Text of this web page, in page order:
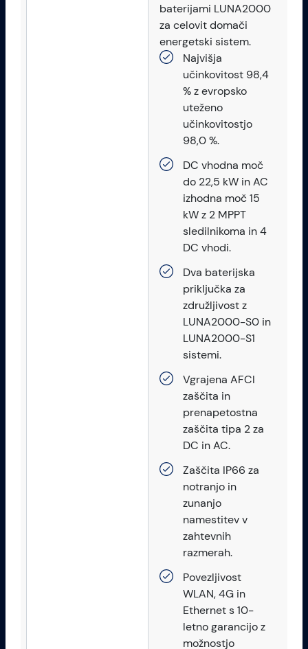
baterijami LUNA2000
za celovit domači
energetski sistem.
Najvišja
učinkovitost 98,4
% z evropsko
uteženo
učinkovitostjo
98,0 %.
DC vhodna moč
do 22,5 kW in AC
izhodna moč 15
kW z 2 MPPT
sledilnikoma in 4
DC vhodi.
Dva baterijska
priključka za
združljivost z
LUNA2000-S0 in
LUNA2000-S1
sistemi.
Vgrajena AFCI
zaščita in
prenapetostna
zaščita tipa 2 za
DC in AC.
Zaščita IP66 za
notranjo in
zunanjo
namestitev v
zahtevnih
razmerah.
Povezljivost
WLAN, 4G in
Ethernet s 10-
letno garancijo z
možnostjo